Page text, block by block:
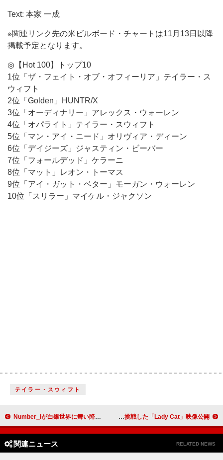
Text: 本家 一成
※関連リンク先の米ビルボード・チャートは11月13日以降
掲載予定となります。
◎【Hot 100】トップ10
1位「ザ・フェイト・オブ・オフィーリア」テイラー・ス
ウィフト
2位「Golden」HUNTR/X
3位「オーディナリー」アレックス・ウォーレン
4位「オパライト」テイラー・スウィフト
5位「マン・アイ・ニード」オリヴィア・ディーン
6位「デイジーズ」ジャスティン・ビーバー
7位「フォールデッド」ケラーニ
8位「マット」レオン・トーマス
9位「アイ・ガット・ベター」モーガン・ウォーレン
10位「スリラー」マイケル・ジャクソン
テイラー・スウィフト
Number_iが白銀世界に舞い降りる『雪肌精』新CM＆インタビュー映像公開 ももクロ・佐々木彩夏、最新ライブBlu-rayより“ポールダンス”に初挑戦した「Lady Cat」映像公開
関連ニュース RELATED NEWS